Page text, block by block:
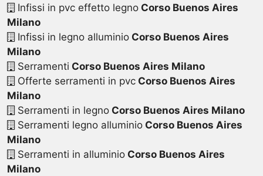
Infissi in pvc effetto legnoCorso Buenos Aires
Milano
Infissi in legno alluminioCorso Buenos Aires
Milano
Serramenti Corso Buenos Aires Milano
Offerte serramenti in pvcCorso Buenos Aires
Milano
Serramenti in legnoCorso Buenos Aires Milano
Serramenti legno alluminioCorso Buenos Aires
Milano
Serramenti in alluminioCorso Buenos Aires
Milano